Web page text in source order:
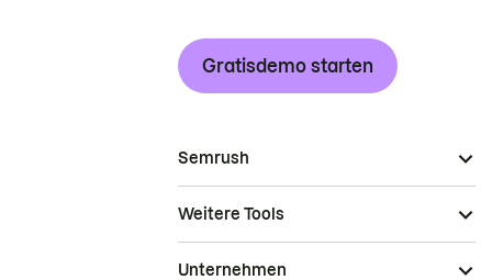
Gratisdemo starten
Semrush
Weitere Tools
Unternehmen